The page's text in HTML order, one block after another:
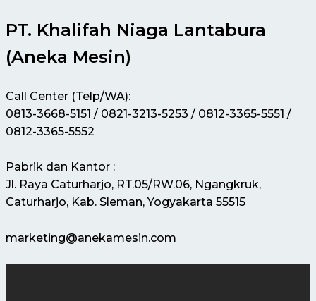
PT. Khalifah Niaga Lantabura
(Aneka Mesin)
Call Center (Telp/WA):
0813-3668-5151 / 0821-3213-5253 / 0812-3365-5551 /
0812-3365-5552
Pabrik dan Kantor :
Jl. Raya Caturharjo, RT.05/RW.06, Ngangkruk,
Caturharjo, Kab. Sleman, Yogyakarta 55515
marketing@anekamesin.com